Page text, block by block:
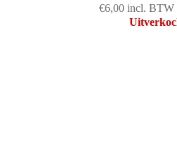
€6,00 incl. BTW